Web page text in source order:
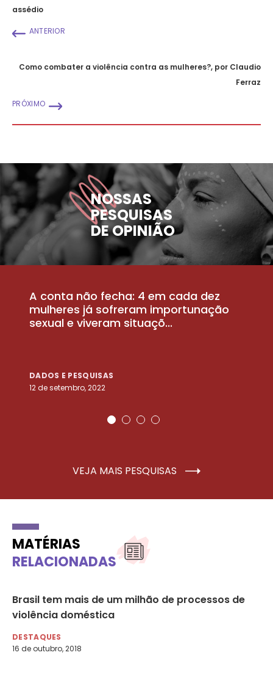
assédio
ANTERIOR
Como combater a violência contra as mulheres?, por Claudio
Ferraz
PRÓXIMO
NOSSAS
PESQUISAS
DE OPINIÃO
A conta não fecha: 4 em cada dez
mulheres já sofreram importunação
sexual e viveram situaçõ...
DADOS E PESQUISAS
12 de setembro, 2022
VEJA MAIS PESQUISAS
MATÉRIAS
RELACIONADAS
Brasil tem mais de um milhão de processos de
violência doméstica
DESTAQUES
16 de outubro, 2018